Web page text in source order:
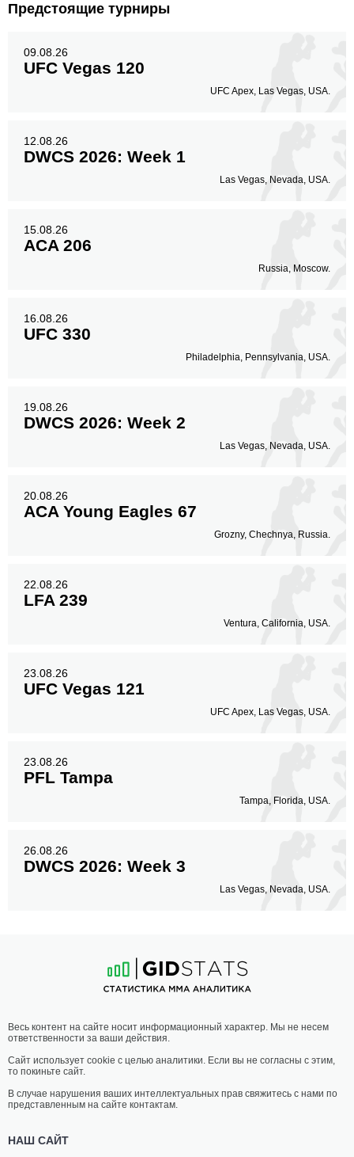
Предстоящие турниры
09.08.26
UFC Vegas 120
UFC Apex, Las Vegas, USA.
12.08.26
DWCS 2026: Week 1
Las Vegas, Nevada, USA.
15.08.26
ACA 206
Russia, Moscow.
16.08.26
UFC 330
Philadelphia, Pennsylvania, USA.
19.08.26
DWCS 2026: Week 2
Las Vegas, Nevada, USA.
20.08.26
ACA Young Eagles 67
Grozny, Chechnya, Russia.
22.08.26
LFA 239
Ventura, California, USA.
23.08.26
UFC Vegas 121
UFC Apex, Las Vegas, USA.
23.08.26
PFL Tampa
Tampa, Florida, USA.
26.08.26
DWCS 2026: Week 3
Las Vegas, Nevada, USA.
Весь контент на сайте носит информационный характер. Мы не несем
ответственности за ваши действия.
Сайт использует cookie с целью аналитики. Если вы не согласны с этим,
то покиньте сайт.
В случае нарушения ваших интеллектуальных прав свяжитесь с нами по
представленным на сайте контактам.
НАШ САЙТ